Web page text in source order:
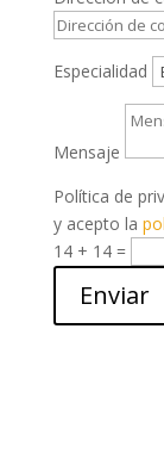
Especialidad
Mensaje
Política de
y acepto la
14 + 14=
Enviar